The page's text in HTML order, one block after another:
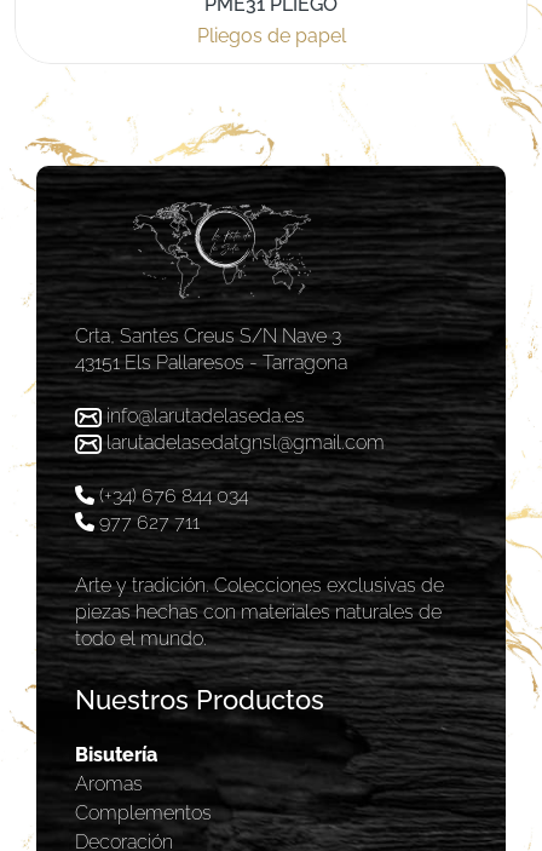
Pliegos de papel
Crta, Santes Creus S/N Nave 3
43151 Els Pallaresos - Tarragona
info@larutadelaseda.es
larutadelasedatgnsl@gmail.com
(+34) 676 844 034
977 627 711
Arte y tradición. Colecciones exclusivas de
piezas hechas con materiales naturales de
todo el mundo.
Nuestros Productos
Bisutería
Aromas
Complementos
Decoración